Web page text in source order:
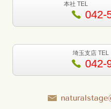
本社
042-
埼玉
042-